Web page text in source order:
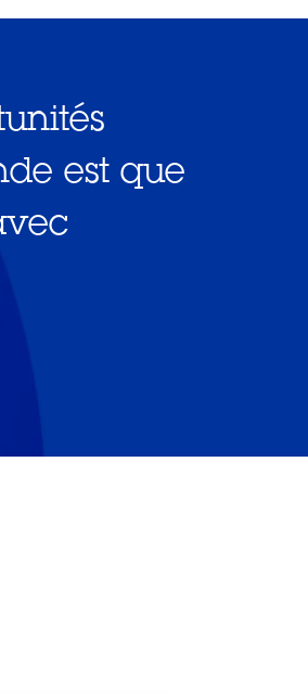
est que